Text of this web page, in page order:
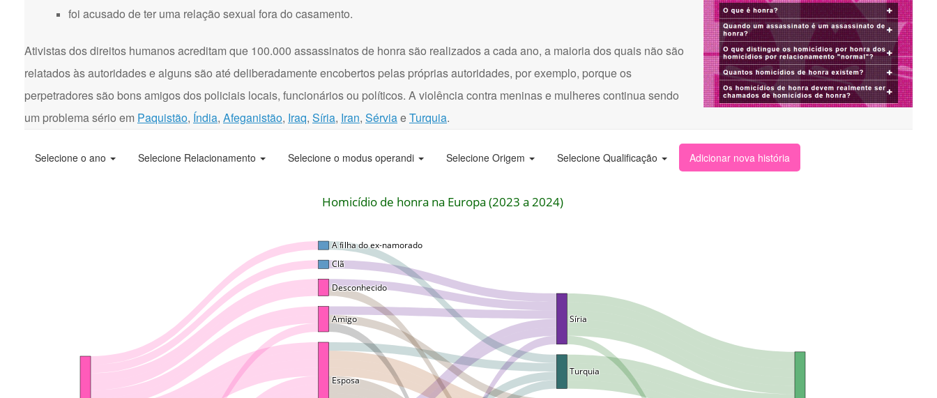
foi acusado de ter uma relação sexual fora do casamento.
Ativistas dos direitos humanos acreditam que 100.000 assassinatos de honra são realizados a cada ano, a maioria dos quais não são
relatados às autoridades e alguns são até deliberadamente encobertos pelas próprias autoridades, por exemplo, porque os
perpetradores são bons amigos dos policiais locais, funcionários ou políticos. A violência contra meninas e mulheres continua sendo
um problema sério em Paquistão, Índia, Afeganistão, Iraq, Síria, Iran, SérviaeTurquia.